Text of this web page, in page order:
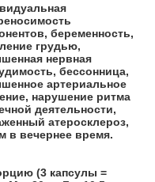
беременность,
грудью,
нервная
бессонница,
артериальное
нарушение ритма
деятельности,
атеросклероз,
в вечернее время.
(3 капсулы =